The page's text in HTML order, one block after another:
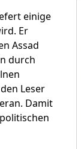
einige
Er
Assad
durch
Leser
Damit